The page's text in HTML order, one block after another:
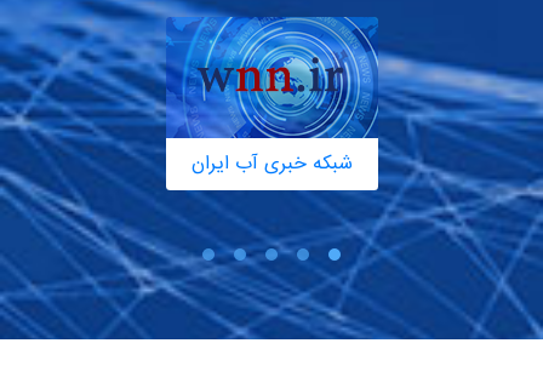
شبکه خبری آب ایران